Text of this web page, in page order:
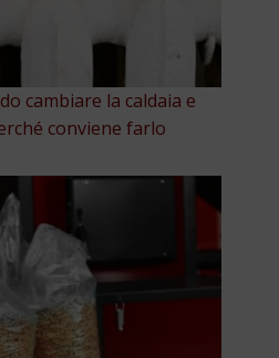
cambiare la caldaia e
conviene farlo